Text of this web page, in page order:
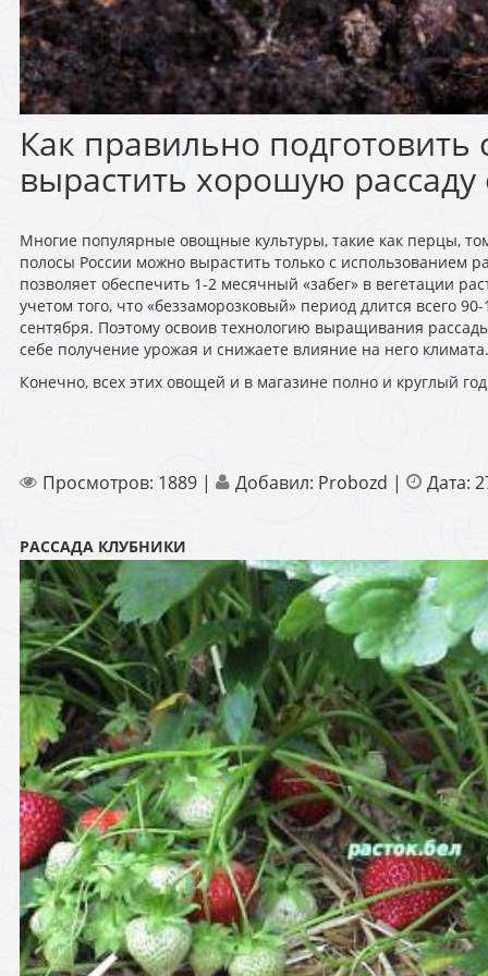
Как правильно подготовить
вырастить хорошую
Многие популярные овощные культуры, такие как перцы,
полосы России можно вырастить только с использованием
позволяет обеспечить 1-2 месячный «забег» в вегетации
учетом того, что «беззаморозковый» период длится всего
сентября. Поэтому освоив технологию выращивания
себе получение урожая и снижаете влияние на него климата.
Конечно, всех этих овощей и в магазине полно и круглый
Просмотров: 1889 | Добавил: Probozd | Дата:
РАССАДА КЛУБНИКИ